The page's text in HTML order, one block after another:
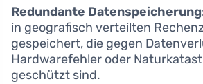
Redundante Datenspeicherung
in geografisch verteilten
gespeichert, die gegen
Hardwarefehler oder
geschützt sind.